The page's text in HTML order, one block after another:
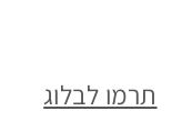
תרמו לבלוג